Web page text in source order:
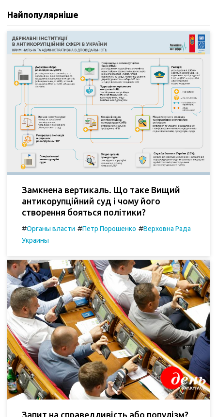
Найпопулярніше
Замкнена вертикаль. Що таке Вищий
антикорупційний суд і чому його
створення бояться політики?
#Органы власти #Петр Порошенко #Верховна Рада
Украины
Запит на справедливість або популізм?